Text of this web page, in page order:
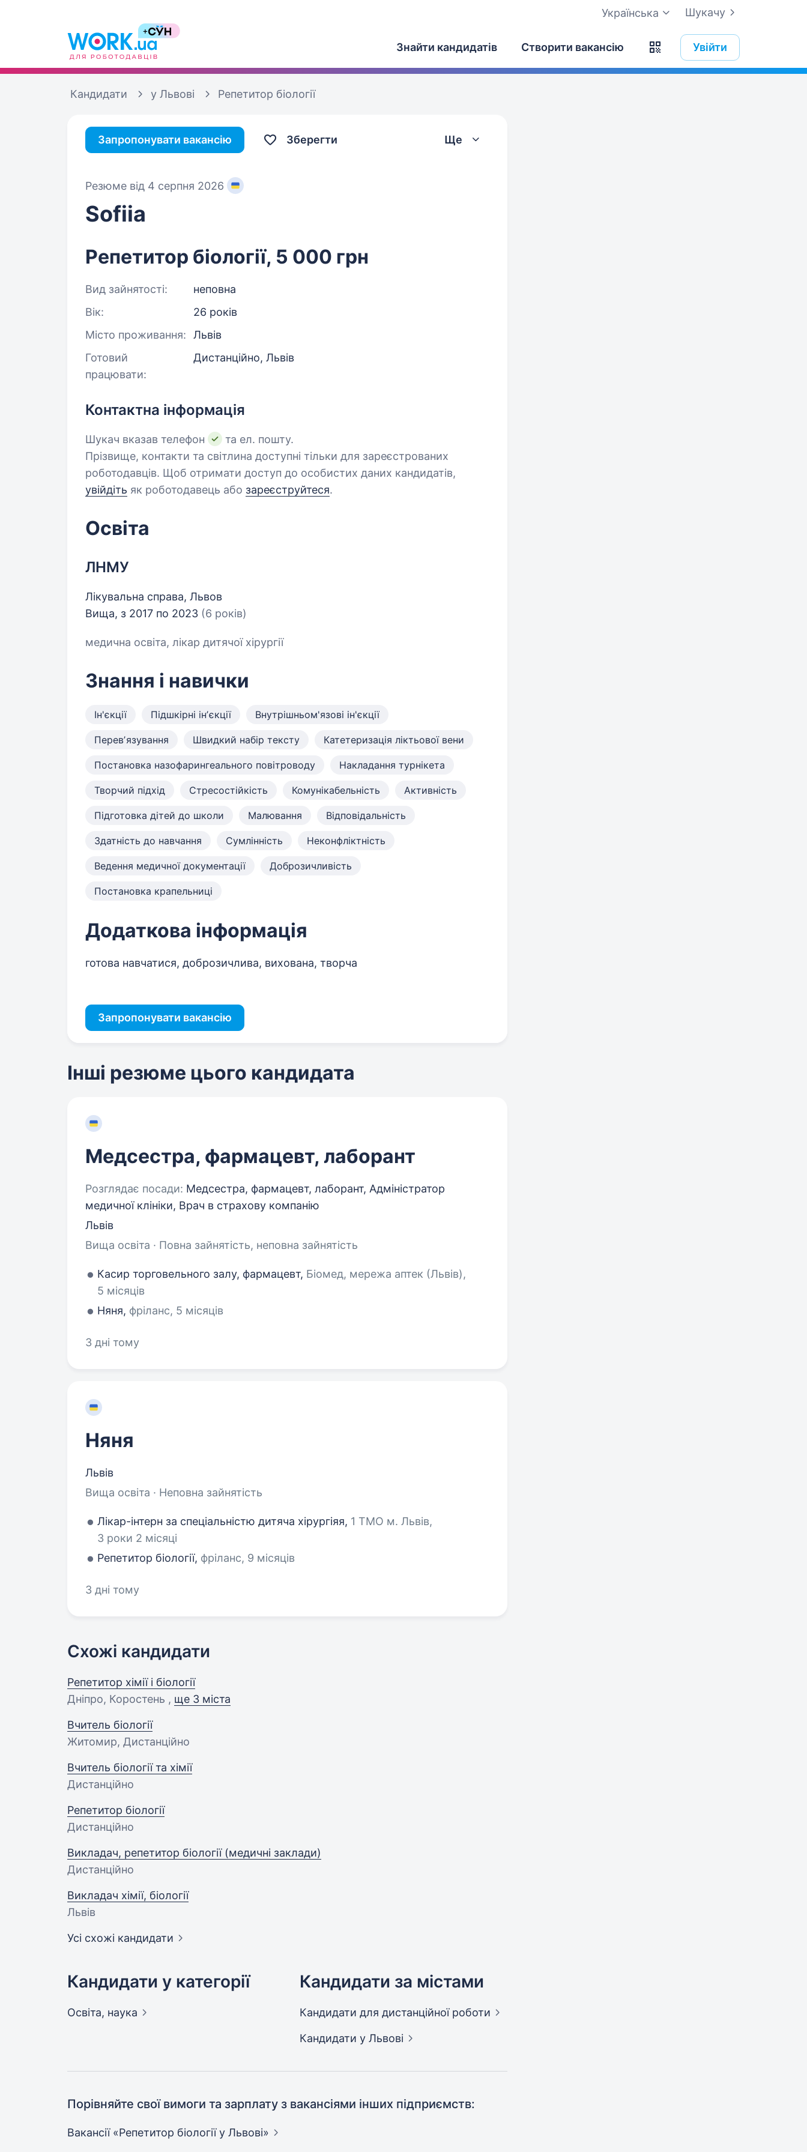
Шукачу
Українська
Знайти кандидатів Створити вакансію Увійти
Кандидати у Львові Репетитор біології
Запропонувати вакансію Зберегти Ще
Резюме від 4 серпня 2026
Sofiia
Репетитор біології, 5 000 грн
Вид зайнятості:
неповна
Вік:
26 років
Місто проживання:
Львів
Готовий
працювати:
Дистанційно, Львів
Контактна інформація
Шукач вказав телефон
та ел. пошту.
Прізвище, контакти та світлина доступні тільки для зареєстрованих
роботодавців. Щоб отримати доступ до особистих даних кандидатів,
увійдіть як роботодавець або зареєструйтеся.
Освіта
ЛНМУ
Лікувальна справа, Львов
Вища, з 2017 по 2023 (6 років)
медична освіта, лікар дитячої хірургії
Знання і навички
Ін'єкції Підшкірні інʼєкції Внутрішньом'язові ін'єкції
Перевʼязування Швидкий набір тексту Катетеризація ліктьової вени
Постановка назофарингеального повітроводу Накладання турнікета
Творчий підхід Стресостійкість Комунікабельність Активність
Підготовка дітей до школи Малювання Відповідальність
Здатність до навчання Сумлінність Неконфліктність
Ведення медичної документації Доброзичливість
Постановка крапельниці
Додаткова інформація
готова навчатися, доброзичлива, вихована, творча
Запропонувати вакансію
Інші резюме цього кандидата
Медсестра, фармацевт, лаборант
Розглядає посади: Медсестра, фармацевт, лаборант, Адміністратор
медичної клініки, Врач в страхову компанію
Львів
Вища освіта · Повна зайнятість, неповна зайнятість
Касир торговельного залу, фармацевт, Біомед, мережа аптек (Львів),
5 місяців
Няня, фріланс, 5 місяців
3 дні тому
Няня
Львів
Вища освіта · Неповна зайнятість
Лікар-інтерн за спеціальністю дитяча хірургіяя, 1 ТМО м. Львів,
3 роки 2 місяці
Репетитор біології, фріланс, 9 місяців
3 дні тому
Схожі кандидати
Репетитор хімії і біології
Дніпро, Коростень , ще 3 міста
Вчитель біології
Житомир, Дистанційно
Вчитель біології та хімії
Дистанційно
Репетитор біології
Дистанційно
Викладач, репетитор біології (медичні заклади)
Дистанційно
Викладач хімії, біології
Львів
Усі схожі кандидати
Кандидати у категорії
Освіта, наука
Кандидати за містами
Кандидати для дистанційної роботи
Кандидати у Львові
Порівняйте свої вимоги та зарплату з вакансіями інших підприємств:
Вакансії «Репетитор біології у Львові»